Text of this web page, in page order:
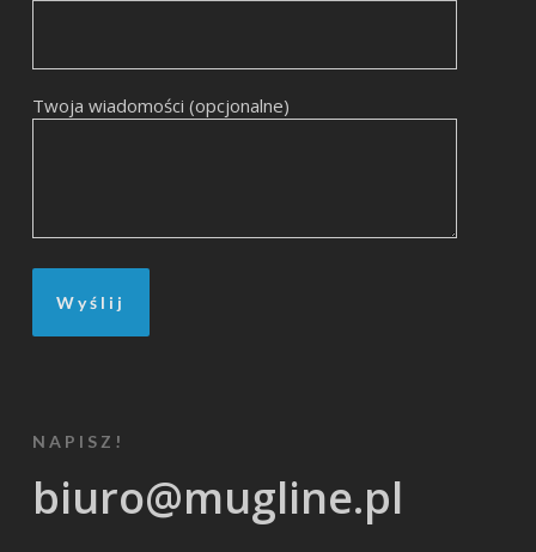
Twoja wiadomości (opcjonalne)
NAPISZ!
biuro@mugline.pl